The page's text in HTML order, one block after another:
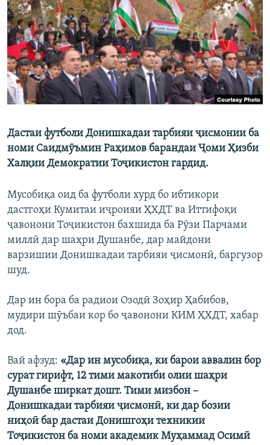
ГУЗОРИШҲОИ РАДИОӢ
Русский
ПАЙГИРӢ КУНЕД
Ҳамаи сомонаҳои RFE/RL
Дастаи футболи Донишкадаи тарбияи ҷисмонии ба
номи Саидмӯъмин Раҳимов барандаи Ҷоми Ҳизби
Халқии Демократии Тоҷикистон гардид.
Мусобиқа оид ба футболи хурд бо ибтикори
дастгоҳи Кумитаи иҷроияи ҲХДТ ва Иттифоқи
ҷавонони Тоҷикистон бахшида ба Рӯзи Парчами
миллӣ дар шаҳри Душанбе, дар майдони
варзишии Донишкадаи тарбияи ҷисмонӣ, баргузор
шуд.
Дар ин бора ба радиои Озодӣ Зоҳир Ҳабибов,
мудири шӯъбаи кор бо ҷавонони КИМ ҲХДТ, хабар
дод.
Вай афзуд: «Дар ин мусобиқа, ки барои аввалин бор
сурат гирифт, 12 тими макотиби олии шаҳри
Душанбе ширкат дошт. Тими мизбон –
Донишкадаи тарбияи ҷисмонӣ, ки дар бозии
ниҳоӣ бар дастаи Донишгоҳи техникии
Тоҷикистон ба номи академик Муҳаммад Осимӣ